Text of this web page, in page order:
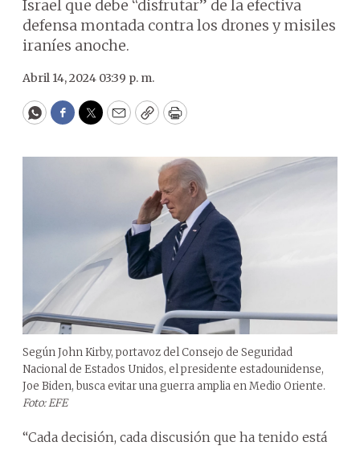
Israel que debe “disfrutar” de la efectiva
defensa montada contra los drones y misiles
iraníes anoche.
Abril 14, 2024 03:39 p. m.
WhatsApp
Facebook
Twitter
EmailCopyPrint
Según John Kirby, portavoz del Consejo de Seguridad
Nacional de Estados Unidos, el presidente estadounidense,
Joe Biden, busca evitar una guerra amplia en Medio Oriente.
Foto: EFE
“Cada decisión, cada discusión que ha tenido está